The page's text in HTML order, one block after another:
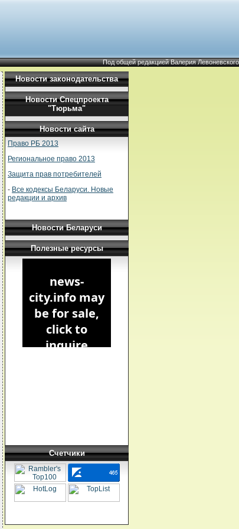
Под общей редакцией Валерия Левоневского
Новости законодательства
Новости Спецпроекта
"Тюрьма"
Новости сайта
Право РБ 2013
Региональное право 2013
Защита прав потребителей
- Все кодексы Беларуси. Новые
редакции и архив
Новости Беларуси
Полезные ресурсы
Счетчики